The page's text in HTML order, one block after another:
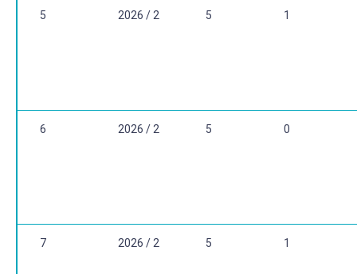
5 2026 / 2 5 1
6 2026 / 2 5 0
7 2026 / 2 5 1